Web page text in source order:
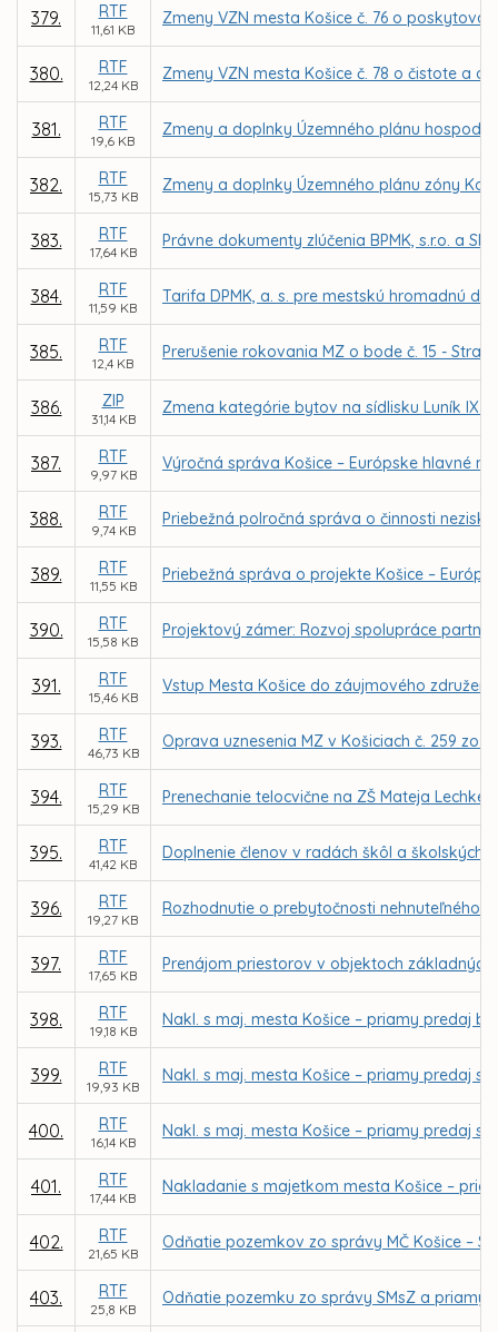
379. RTF
11,61 KB
Zmeny VZN mesta Košice č. 76 o
380. RTF
12,24 KB
Zmeny VZN mesta Košice č. 78 o čistote a o
381. RTF
19,6 KB
Zmeny a doplnky Územného plánu
382. RTF
15,73 KB
Zmeny a doplnky Územného plánu zóny
383. RTF
17,64 KB
Právne dokumenty zlúčenia BPMK, s.r.o. a
384. RTF
11,59 KB
Tarifa DPMK, a. s. pre mestskú hromadnú
385. RTF
12,4 KB
Prerušenie rokovania MZ o bode č. 15 -
386. ZIP
31,14 KB
Zmena kategórie bytov na sídlisku Luník IX v
387. RTF
9,97 KB
Výročná správa Košice – Európske hlavné
388. RTF
9,74 KB
Priebežná polročná správa o činnosti
389. RTF
11,55 KB
Priebežná správa o projekte Košice –
390. RTF
15,58 KB
Projektový zámer: Rozvoj spolupráce
391. RTF
15,46 KB
Vstup Mesta Košice do záujmového
393. RTF
46,73 KB
Oprava uznesenia MZ v Košiciach č. 259 zo
394. RTF
15,29 KB
Prenechanie telocvične na ZŠ Mateja
395. RTF
41,42 KB
Doplnenie členov v radách škôl a
396. RTF
19,27 KB
Rozhodnutie o prebytočnosti nehnuteľného
397. RTF
17,65 KB
Prenájom priestorov v objektoch
398. RTF
19,18 KB
Nakl. s maj. mesta Košice – priamy predaj
399. RTF
19,93 KB
Nakl. s maj. mesta Košice – priamy predaj
400. RTF
16,14 KB
Nakl. s maj. mesta Košice – priamy predaj
401. RTF
17,44 KB
Nakladanie s majetkom mesta Košice –
402. RTF
21,65 KB
Odňatie pozemkov zo správy MČ Košice –
403. RTF
25,8 KB
Odňatie pozemku zo správy SMsZ a priamy